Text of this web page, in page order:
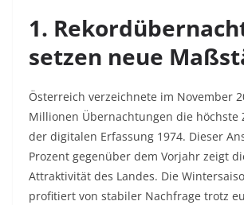
1.
setzen neue
Österreich verzeichnete im November
Millionen Übernachtungen die höchste
der digitalen Erfassung 1974. Dieser
Prozent gegenüber dem Vorjahr zeigt
Attraktivität des Landes. Die
profitiert von stabiler Nachfrage trotz